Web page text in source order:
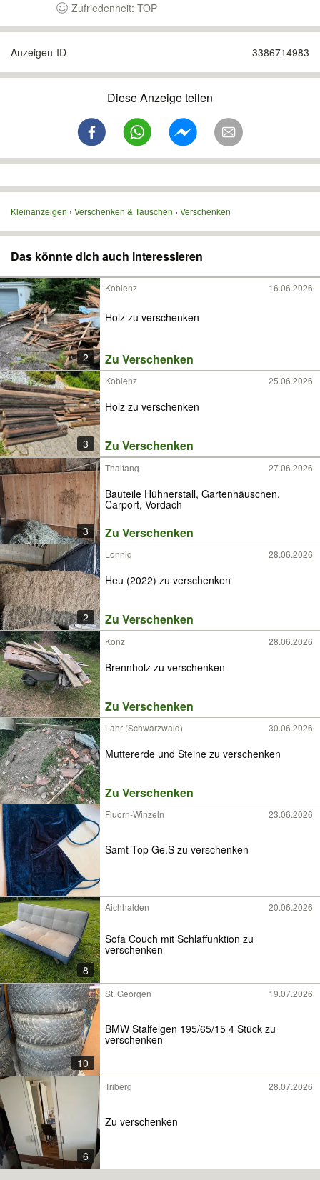
Zufriedenheit: TOP
Anzeigen-ID 3386714983
Diese Anzeige teilen
Kleinanzeigen Verschenken & Tauschen Verschenken
Das könnte dich auch interessieren
2
Koblenz 16.06.2026
Holz zu verschenken
Zu Verschenken
3
Koblenz 25.06.2026
Holz zu verschenken
Zu Verschenken
3
Thalfang 27.06.2026
Bauteile Hühnerstall, Gartenhäuschen,
Carport, Vordach
Zu Verschenken
2
Lonnig 28.06.2026
Heu (2022) zu verschenken
Zu Verschenken
Konz 28.06.2026
Brennholz zu verschenken
Zu Verschenken
Lahr (Schwarzwald) 30.06.2026
Muttererde und Steine zu verschenken
Zu Verschenken
Fluorn-Winzeln 23.06.2026
Samt Top Ge.S zu verschenken
8
Aichhalden 20.06.2026
Sofa Couch mit Schlaffunktion zu
verschenken
10
St. Georgen 19.07.2026
BMW Stalfelgen 195/65/15 4 Stück zu
verschenken
6
Triberg 28.07.2026
Zu verschenken